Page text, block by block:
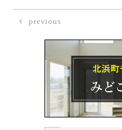
previous